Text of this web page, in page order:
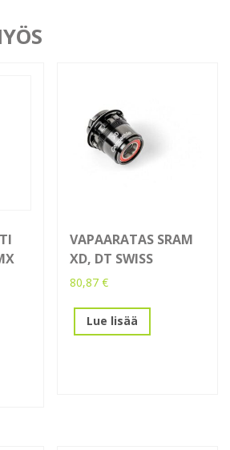
VAPAARATAS SRAM
XD, DT SWISS
80,87€
Lue lisää